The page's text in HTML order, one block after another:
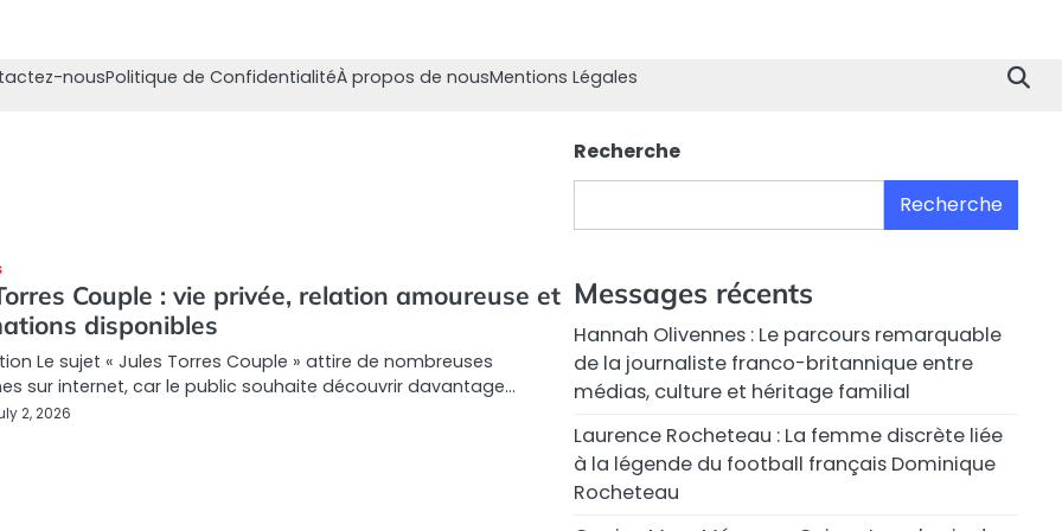
nousPolitique de ConfidentialitéÀ propos de nousMentions Légales
Couple : vie privée, relation amoureuse et
disponibles
Le sujet « Jules Torres Couple » attire de nombreuses
sur internet, car le public souhaite découvrir davantage…
2, 2026
Recherche
Recherche
Messages récents
Hannah Olivennes : Le parcours remarquable
de la journaliste franco-britannique entre
médias, culture et héritage familial
Laurence Rocheteau : La femme discrète liée
à la légende du football français Dominique
Rocheteau